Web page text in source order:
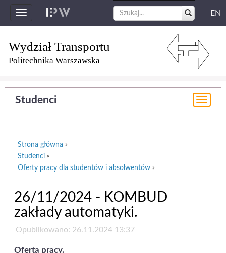
Toggle
navigation
EN
Wydział Transportu
Politechnika Warszawska
Studenci
Strona główna »
Studenci »
Oferty pracy dla studentów i absolwentów »
26/11/2024 - KOMBUD
zakłady automatyki.
Opublikowano: 26.11.2024 13:37
Oferta pracy.